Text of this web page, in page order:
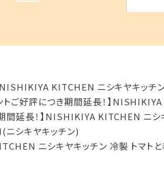
NISHIKIYA KITCHEN ニシキヤキッチ
トご好評につき期間延長！】
間延長！】NISHIKIYA KITCHEN ニ
シキヤキッチン)
ニシキヤキッチン 冷製 トマト